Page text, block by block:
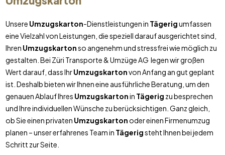
Unsere Umzugskarton-Dienstleistungen in Tägerigumfassen
eine Vielzahl von Leistungen, die speziell darauf ausgerichtet sind,
Ihren Umzugskartonso angenehm und stressfrei wie möglich zu
gestalten. Bei Züri Transporte & Umzüge AG legen wir großen
Wert darauf, dass IhrUmzugskartonvon Anfang an gut geplant
ist. Deshalb bieten wir Ihnen eine ausführliche Beratung, um den
genauen Ablauf Ihres Umzugskartonin Tägerig zu besprechen
und Ihre individuellen Wünsche zu berücksichtigen. Ganz gleich,
ob Sie einen privaten Umzugskartonoder einen Firmenumzug
planen – unser erfahrenes Team in Tägerigsteht Ihnen bei jedem
Schritt zur Seite.